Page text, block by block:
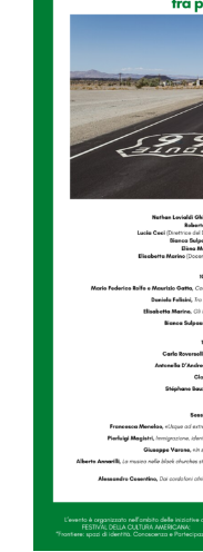
Image